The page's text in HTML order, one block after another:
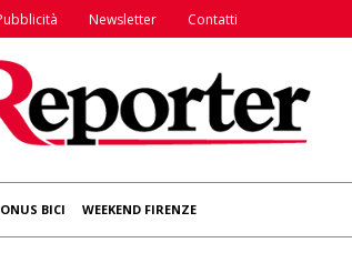
Newsletter Contatti
BICI WEEKEND FIRENZE